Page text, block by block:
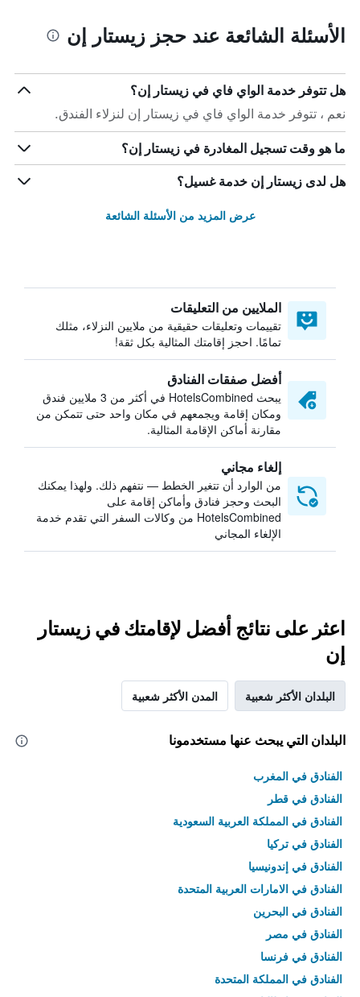
الأسئلة الشائعة عند حجز زيستار إن
هل تتوفر خدمة الواي فاي في زيستار إن؟
نعم ، تتوفر خدمة الواي فاي في زيستار إن لنزلاء الفندق.
ما هو وقت تسجيل المغادرة في زيستار إن؟
هل لدى زيستار إن خدمة غسيل؟
عرض المزيد من الأسئلة الشائعة
الملايين من التعليقات
تقييمات وتعليقات حقيقية من ملايين النزلاء، مثلك
تمامًا. احجز إقامتك المثالية بكل ثقة!
أفضل صفقات الفنادق
يبحث HotelsCombined في أكثر من 3 ملايين فندق
ومكان إقامة ويجمعهم في مكان واحد حتى تتمكن من
مقارنة أماكن الإقامة المثالية.
إلغاء مجاني
من الوارد أن تتغير الخطط — نتفهم ذلك. ولهذا يمكنك
البحث وحجز فنادق وأماكن إقامة على
HotelsCombined من وكالات السفر التي تقدم خدمة
الإلغاء المجاني
اعثر على نتائج أفضل لإقامتك في زيستار
إن
البلدان الأكثر شعبية المدن الأكثر شعبية
البلدان التي يبحث عنها مستخدمونا
الفنادق في المغرب
الفنادق في قطر
الفنادق في المملكة العربية السعودية
الفنادق في تركيا
الفنادق في إندونيسيا
الفنادق في الامارات العربية المتحدة
الفنادق في البحرين
الفنادق في مصر
الفنادق في فرنسا
الفنادق في المملكة المتحدة